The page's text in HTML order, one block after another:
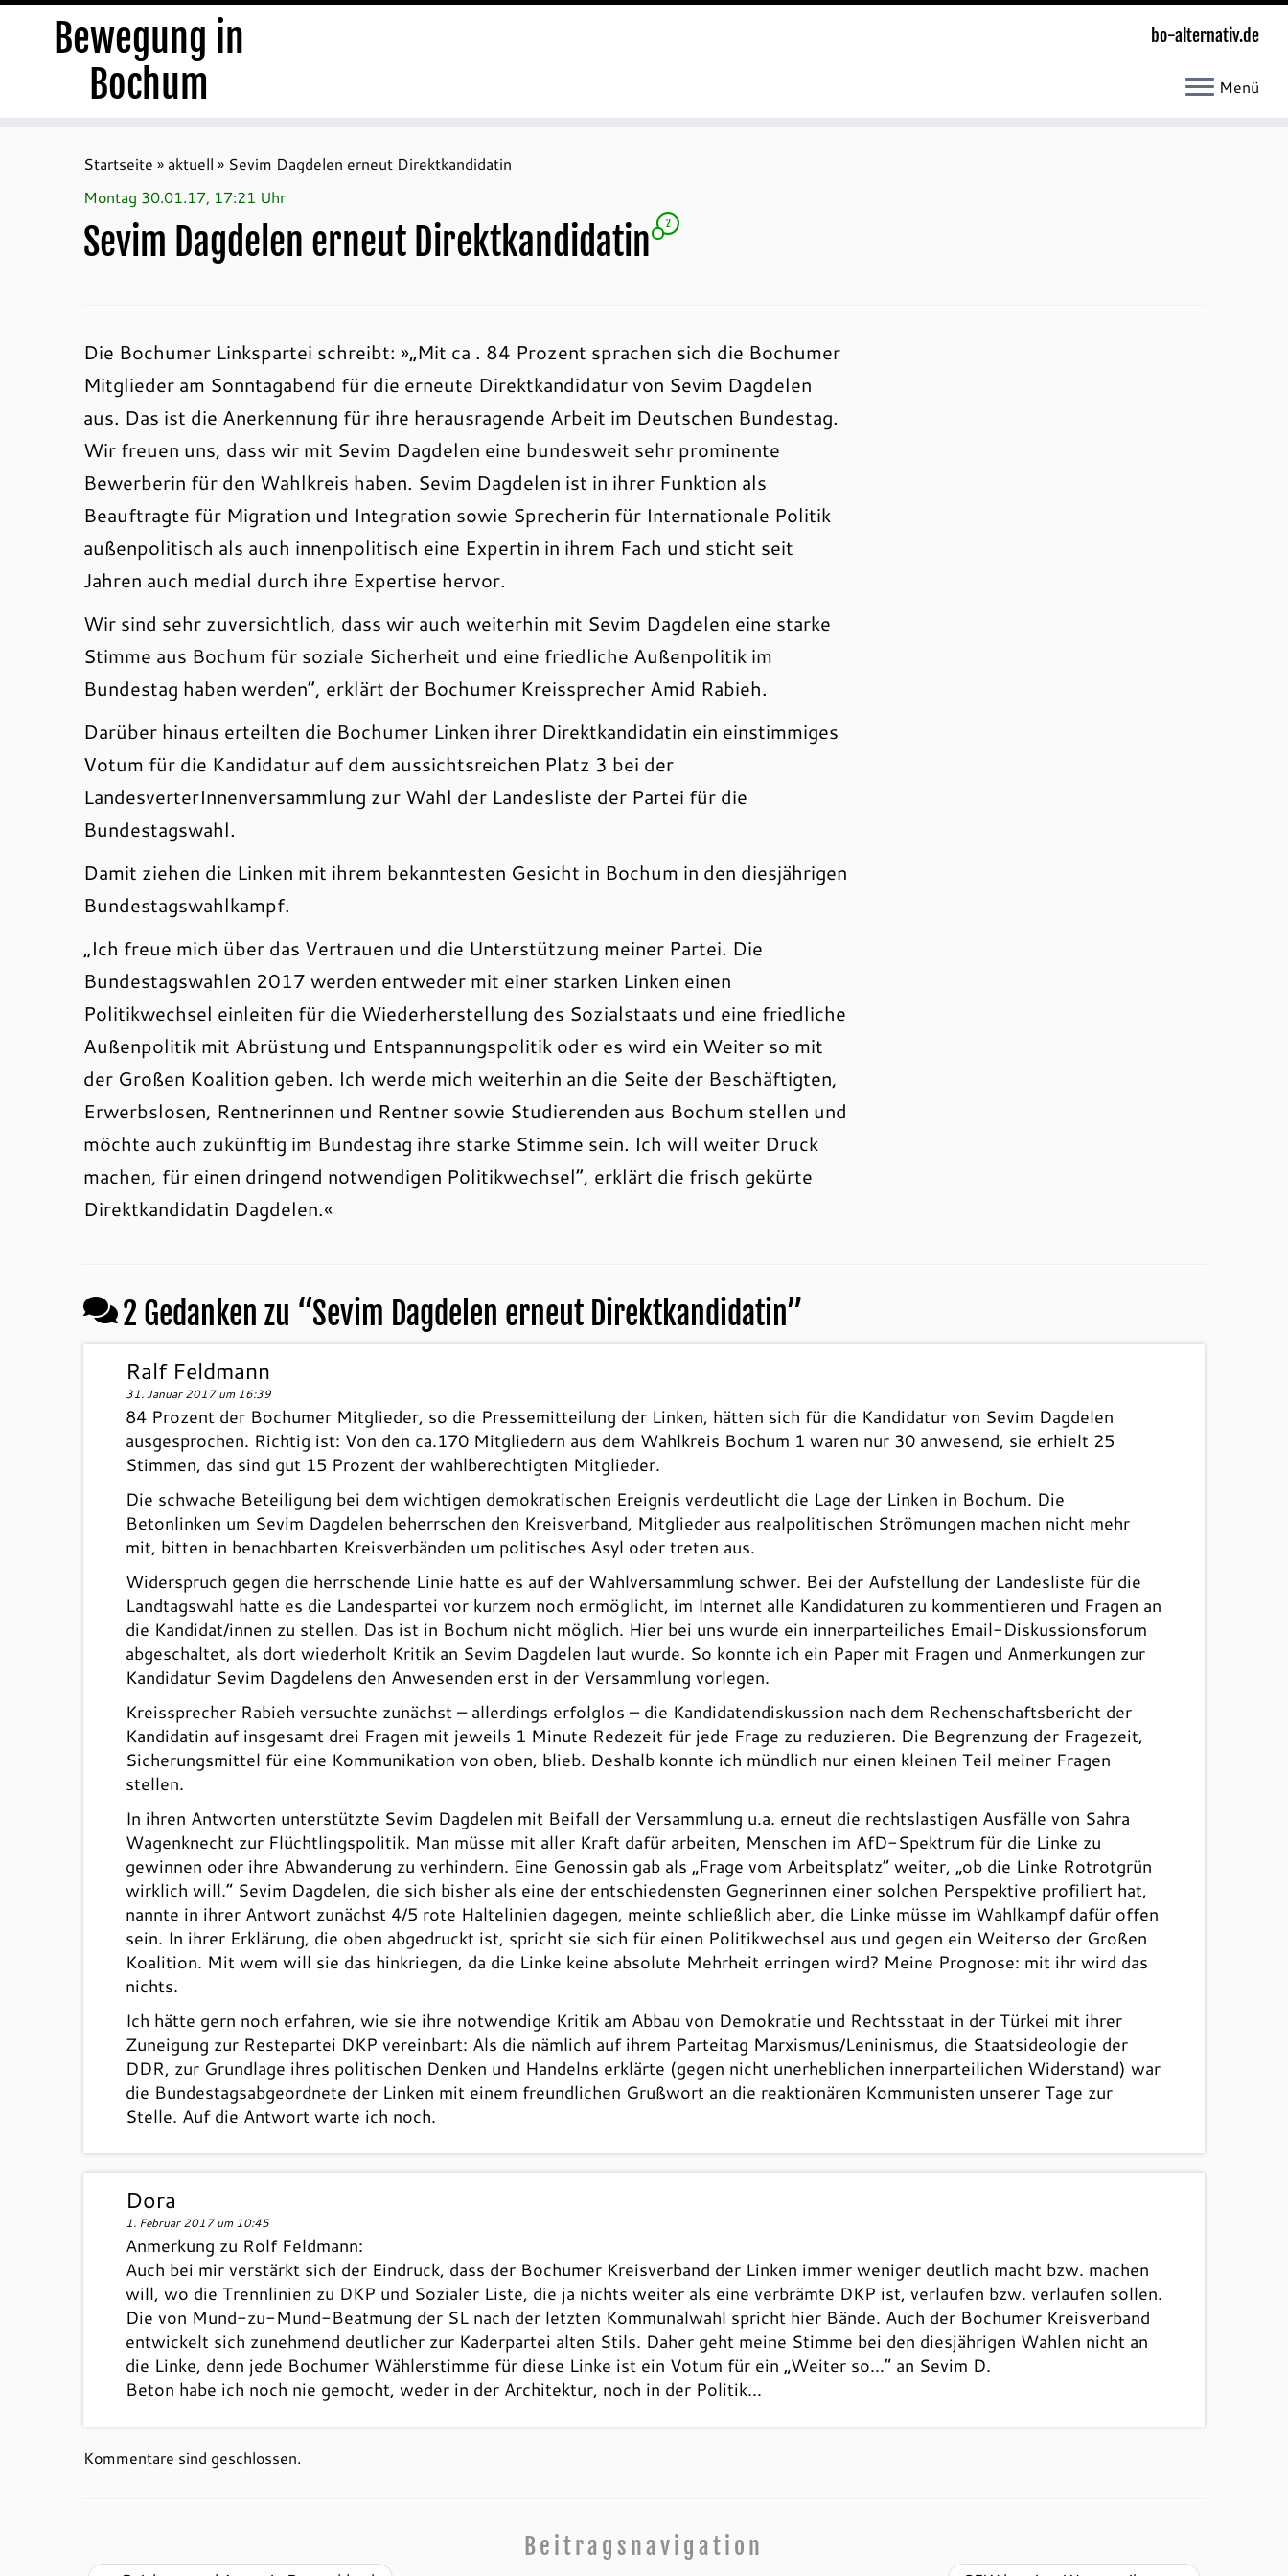
Bewegung in
Bochum
bo-alternativ.de
Menü
Startseite » aktuell » Sevim Dagdelen erneut Direktkandidatin
Montag 30.01.17, 17:21 Uhr
Sevim Dagdelen erneut Direktkandidatin 2
Die Bochumer Linkspartei schreibt: »„Mit ca . 84 Prozent sprachen sich die Bochumer
Mitglieder am Sonntagabend für die erneute Direktkandidatur von Sevim Dagdelen
aus. Das ist die Anerkennung für ihre herausragende Arbeit im Deutschen Bundestag.
Wir freuen uns, dass wir mit Sevim Dagdelen eine bundesweit sehr prominente
Bewerberin für den Wahlkreis haben. Sevim Dagdelen ist in ihrer Funktion als
Beauftragte für Migration und Integration sowie Sprecherin für Internationale Politik
außenpolitisch als auch innenpolitisch eine Expertin in ihrem Fach und sticht seit
Jahren auch medial durch ihre Expertise hervor.
Wir sind sehr zuversichtlich, dass wir auch weiterhin mit Sevim Dagdelen eine starke
Stimme aus Bochum für soziale Sicherheit und eine friedliche Außenpolitik im
Bundestag haben werden“, erklärt der Bochumer Kreissprecher Amid Rabieh.
Darüber hinaus erteilten die Bochumer Linken ihrer Direktkandidatin ein einstimmiges
Votum für die Kandidatur auf dem aussichtsreichen Platz 3 bei der
LandesverterInnenversammlung zur Wahl der Landesliste der Partei für die
Bundestagswahl.
Damit ziehen die Linken mit ihrem bekanntesten Gesicht in Bochum in den diesjährigen
Bundestagswahlkampf.
„Ich freue mich über das Vertrauen und die Unterstützung meiner Partei. Die
Bundestagswahlen 2017 werden entweder mit einer starken Linken einen
Politikwechsel einleiten für die Wiederherstellung des Sozialstaats und eine friedliche
Außenpolitik mit Abrüstung und Entspannungspolitik oder es wird ein Weiter so mit
der Großen Koalition geben. Ich werde mich weiterhin an die Seite der Beschäftigten,
Erwerbslosen, Rentnerinnen und Rentner sowie Studierenden aus Bochum stellen und
möchte auch zukünftig im Bundestag ihre starke Stimme sein. Ich will weiter Druck
machen, für einen dringend notwendigen Politikwechsel“, erklärt die frisch gekürte
Direktkandidatin Dagdelen.«
2 Gedanken zu “Sevim Dagdelen erneut Direktkandidatin”
Ralf Feldmann
31. Januar 2017 um 16:39
84 Prozent der Bochumer Mitglieder, so die Pressemitteilung der Linken, hätten sich für die Kandidatur von Sevim Dagdelen
ausgesprochen. Richtig ist: Von den ca.170 Mitgliedern aus dem Wahlkreis Bochum 1 waren nur 30 anwesend, sie erhielt 25
Stimmen, das sind gut 15 Prozent der wahlberechtigten Mitglieder.
Die schwache Beteiligung bei dem wichtigen demokratischen Ereignis verdeutlicht die Lage der Linken in Bochum. Die
Betonlinken um Sevim Dagdelen beherrschen den Kreisverband, Mitglieder aus realpolitischen Strömungen machen nicht mehr
mit, bitten in benachbarten Kreisverbänden um politisches Asyl oder treten aus.
Widerspruch gegen die herrschende Linie hatte es auf der Wahlversammlung schwer. Bei der Aufstellung der Landesliste für die
Landtagswahl hatte es die Landespartei vor kurzem noch ermöglicht, im Internet alle Kandidaturen zu kommentieren und Fragen an
die Kandidat/innen zu stellen. Das ist in Bochum nicht möglich. Hier bei uns wurde ein innerparteiliches Email-Diskussionsforum
abgeschaltet, als dort wiederholt Kritik an Sevim Dagdelen laut wurde. So konnte ich ein Paper mit Fragen und Anmerkungen zur
Kandidatur Sevim Dagdelens den Anwesenden erst in der Versammlung vorlegen.
Kreissprecher Rabieh versuchte zunächst – allerdings erfolglos – die Kandidatendiskussion nach dem Rechenschaftsbericht der
Kandidatin auf insgesamt drei Fragen mit jeweils 1 Minute Redezeit für jede Frage zu reduzieren. Die Begrenzung der Fragezeit,
Sicherungsmittel für eine Kommunikation von oben, blieb. Deshalb konnte ich mündlich nur einen kleinen Teil meiner Fragen
stellen.
In ihren Antworten unterstützte Sevim Dagdelen mit Beifall der Versammlung u.a. erneut die rechtslastigen Ausfälle von Sahra
Wagenknecht zur Flüchtlingspolitik. Man müsse mit aller Kraft dafür arbeiten, Menschen im AfD-Spektrum für die Linke zu
gewinnen oder ihre Abwanderung zu verhindern. Eine Genossin gab als „Frage vom Arbeitsplatz“ weiter, „ob die Linke Rotrotgrün
wirklich will.“ Sevim Dagdelen, die sich bisher als eine der entschiedensten Gegnerinnen einer solchen Perspektive profiliert hat,
nannte in ihrer Antwort zunächst 4/5 rote Haltelinien dagegen, meinte schließlich aber, die Linke müsse im Wahlkampf dafür offen
sein. In ihrer Erklärung, die oben abgedruckt ist, spricht sie sich für einen Politikwechsel aus und gegen ein Weiterso der Großen
Koalition. Mit wem will sie das hinkriegen, da die Linke keine absolute Mehrheit erringen wird? Meine Prognose: mit ihr wird das
nichts.
Ich hätte gern noch erfahren, wie sie ihre notwendige Kritik am Abbau von Demokratie und Rechtsstaat in der Türkei mit ihrer
Zuneigung zur Restepartei DKP vereinbart: Als die nämlich auf ihrem Parteitag Marxismus/Leninismus, die Staatsideologie der
DDR, zur Grundlage ihres politischen Denken und Handelns erklärte (gegen nicht unerheblichen innerparteilichen Widerstand) war
die Bundestagsabgeordnete der Linken mit einem freundlichen Grußwort an die reaktionären Kommunisten unserer Tage zur
Stelle. Auf die Antwort warte ich noch.
Dora
1. Februar 2017 um 10:45
Anmerkung zu Rolf Feldmann:
Auch bei mir verstärkt sich der Eindruck, dass der Bochumer Kreisverband der Linken immer weniger deutlich macht bzw. machen
will, wo die Trennlinien zu DKP und Sozialer Liste, die ja nichts weiter als eine verbrämte DKP ist, verlaufen bzw. verlaufen sollen.
Die von Mund-zu-Mund-Beatmung der SL nach der letzten Kommunalwahl spricht hier Bände. Auch der Bochumer Kreisverband
entwickelt sich zunehmend deutlicher zur Kaderpartei alten Stils. Daher geht meine Stimme bei den diesjährigen Wahlen nicht an
die Linke, denn jede Bochumer Wählerstimme für diese Linke ist ein Votum für ein „Weiter so…“ an Sevim D.
Beton habe ich noch nie gemocht, weder in der Architektur, noch in der Politik…
Kommentare sind geschlossen.
Beitragsnavigation